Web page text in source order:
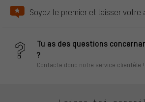
Soyez le premier et laisser votre
Tu as des questions
?
Contacte donc notre service clientèle !